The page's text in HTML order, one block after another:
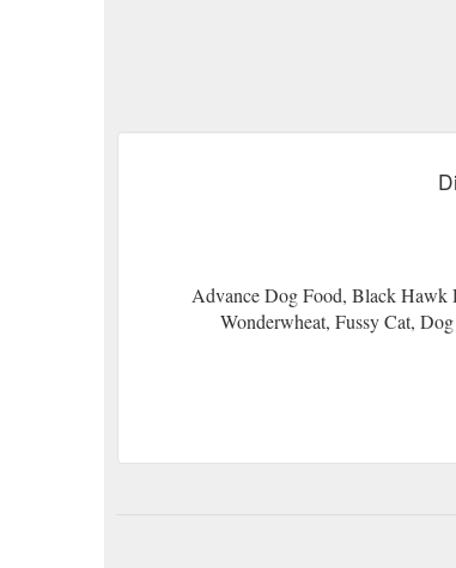
Advance Dog Food, Black Hawk
Wonderwheat, Fussy Cat,